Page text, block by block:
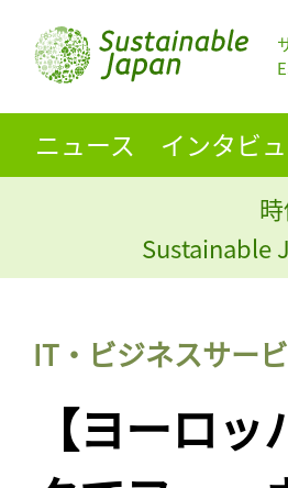
ニュース インタビ
Sustainable
IT・ビジネスサー
【ヨーロ